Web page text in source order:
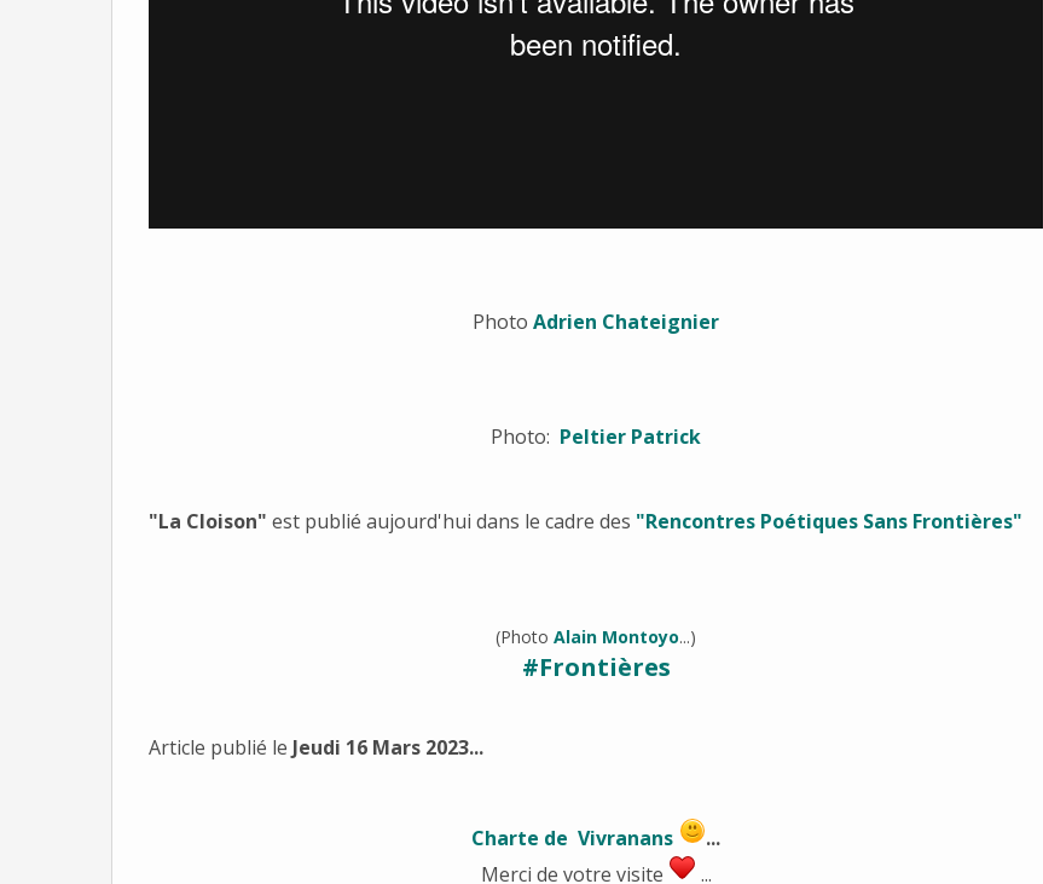
Photo Adrien Chateignier
Photo: Peltier Patrick
"La Cloison" est publié aujourd'hui dans le cadre des "Rencontres Poétiques Sans Frontières"
(Photo Alain Montoyo...)
#Frontières
Article publié le Jeudi 16 Mars 2023...
Charte de Vivranans
...
Merci de votre visite
...